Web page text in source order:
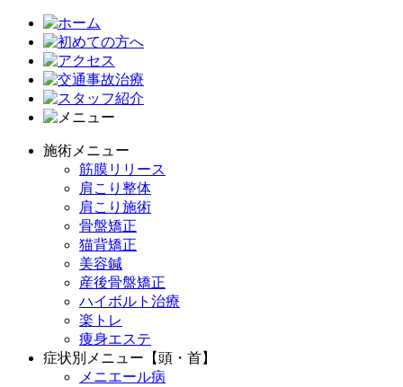
施術メニュー
筋膜リリース
肩こり整体
肩こり施術
骨盤矯正
猫背矯正
美容鍼
産後骨盤矯正
ハイボルト治療
楽トレ
痩身エステ
症状別メニュー【頭・首】
メニエール病